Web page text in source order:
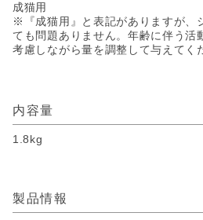
成猫用
※『成猫用』と表記がありますが、
ても問題ありません。年齢に伴う活
考慮しながら量を調整して与えてく
内容量
1.8kg
製品情報